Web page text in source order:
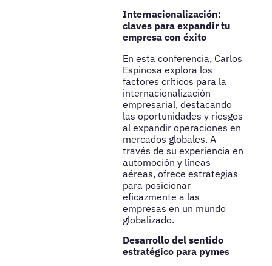
Internacionalización:
claves para expandir tu
empresa con éxito
En esta conferencia, Carlos
Espinosa explora los
factores críticos para la
internacionalización
empresarial, destacando
las oportunidades y riesgos
al expandir operaciones en
mercados globales. A
través de su experiencia en
automoción y líneas
aéreas, ofrece estrategias
para posicionar
eficazmente a las
empresas en un mundo
globalizado.
Desarrollo del sentido
estratégico para pymes